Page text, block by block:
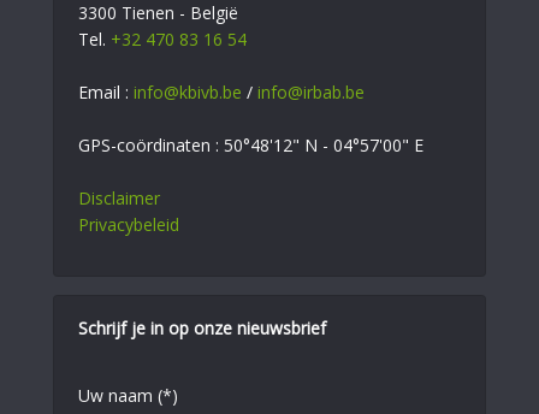
3300 Tienen - België
Tel. +32 470 83 16 54
Email : info@kbivb.be / info@irbab.be
GPS-coördinaten : 50°48'12" N - 04°57'00" E
Disclaimer
Privacybeleid
Schrijf je in op onze nieuwsbrief
Uw naam (*)